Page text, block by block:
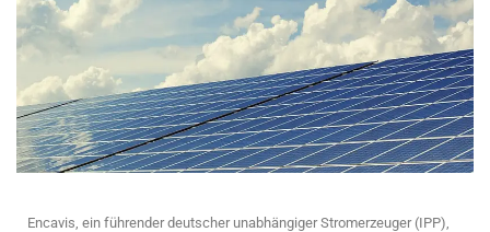
Encavis, ein führender deutscher unabhängiger Stromerzeuger (IPP),